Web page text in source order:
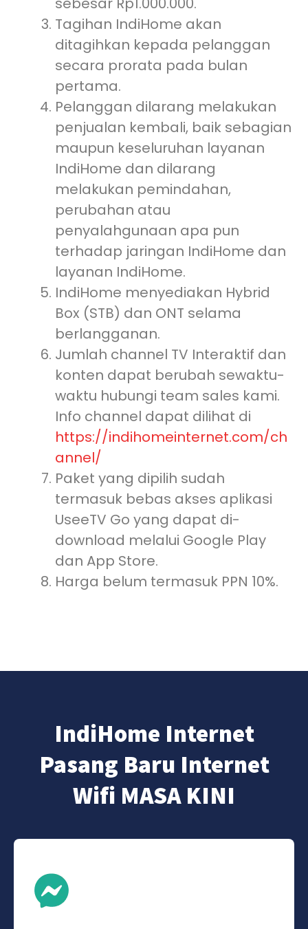
Tagihan IndiHome akan
ditagihkan kepada pelanggan
secara prorata pada bulan
pertama.
Pelanggan dilarang melakukan
penjualan kembali, baik sebagian
maupun keseluruhan layanan
IndiHome dan dilarang
melakukan pemindahan,
perubahan atau
penyalahgunaan apa pun
terhadap jaringan IndiHome dan
layanan IndiHome.
IndiHome menyediakan Hybrid
Box (STB) dan ONT selama
berlangganan.
Jumlah channel TV Interaktif dan
konten dapat berubah sewaktu-
waktu hubungi team sales kami.
Info channel dapat dilihat di
https://indihomeinternet.com/ch
annel/
Paket yang dipilih sudah
termasuk bebas akses aplikasi
UseeTV Go yang dapat di-
download melalui Google Play
dan App Store.
Harga belum termasuk PPN 10%.
IndiHome Internet
Pasang Baru Internet
Wifi MASA KINI